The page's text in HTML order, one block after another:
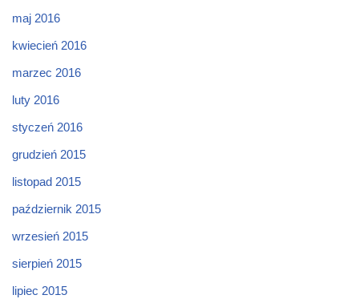
maj 2016
kwiecień 2016
marzec 2016
luty 2016
styczeń 2016
grudzień 2015
listopad 2015
październik 2015
wrzesień 2015
sierpień 2015
lipiec 2015